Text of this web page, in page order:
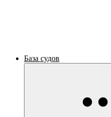
База судов